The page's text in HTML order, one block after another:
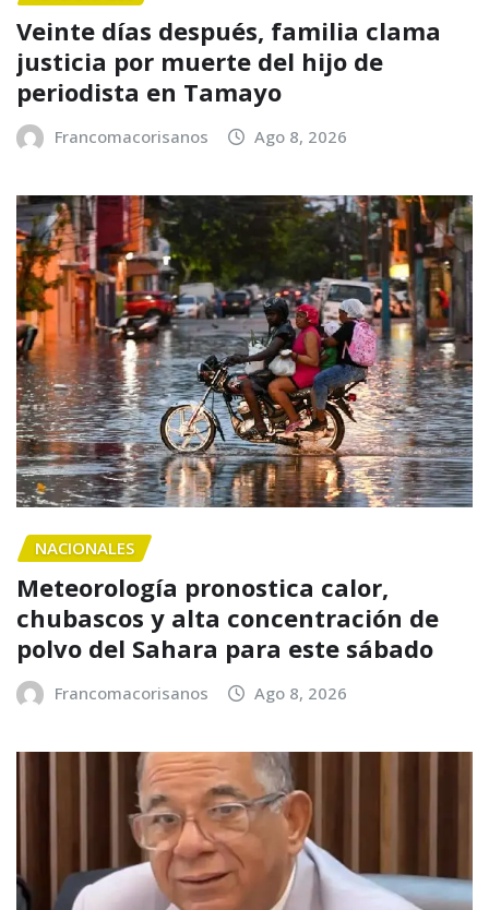
Veinte días después, familia clama
justicia por muerte del hijo de
periodista en Tamayo
Francomacorisanos Ago 8, 2026
NACIONALES
Meteorología pronostica calor,
chubascos y alta concentración de
polvo del Sahara para este sábado
Francomacorisanos Ago 8, 2026